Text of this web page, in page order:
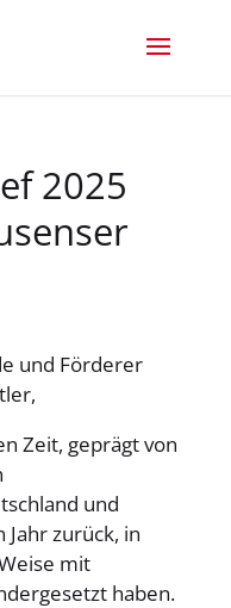
2025
und Förderer
Zeit, geprägt von
und
zurück, in
mit
haben.